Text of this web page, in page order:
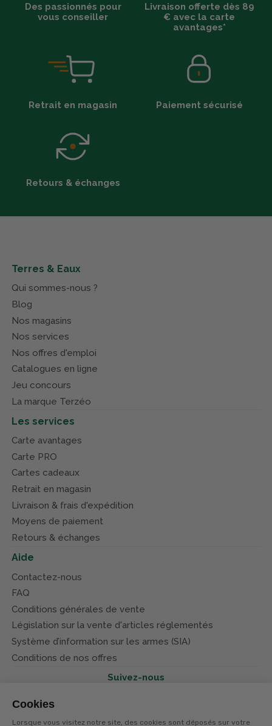
Cookies
Lorsque vous visitez notre site, des cookies sont déposés sur votre
Des passionnés pour
vous conseiller
Livraison offerte dès 89
€ avec la carte
avantages*
Retrait en magasin Paiement sécurisé
Retours & échanges
Terres & Eaux
Qui sommes-nous ?
Blog
Nos magasins
Nos services
Nos offres d'emploi
Catalogues en ligne
Jeu concours
La marque Terzéo
Les services
Carte avantages
Carte PRO
Cartes cadeaux
Retrait en magasin
Livraison & frais d'expédition
Moyens de paiement
Retours & échanges
Aide
Contactez-nous
FAQ
Conditions générales de vente
Législation sur la vente d'articles réglementés
Système d’information sur les armes (SIA)
Conditions de nos offres
Suivez-nous